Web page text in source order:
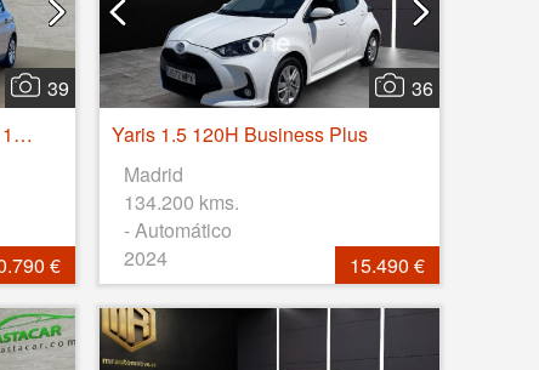
39
308 Línea Business BlueHDi 130 S&S 6 Vel.
€
36
Yaris 1.5 120H Business Plus
Madrid
134.200 kms.
- Automático
2024
15.490 €